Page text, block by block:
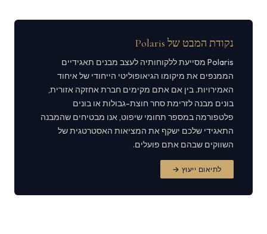
נקודת המבט של Polaris
Polaris מסייעת ללקוחותיה לעצב מבנים תאגידיים
הממנפים את מיקומו הגיאופוליטי הייחודי של איחוד
האמירויות. בין אם אתם מקימים חברת אחזקה אזורית,
בונים מבנה לזרימת סחר חוצת-גבולות או בונים
פלטפורמה במספר תחומי שיפוט, אנו מבטיחים שהמבנה
התאגידי שלכם ישקף את המציאות האסטרטגית של
השווקים שבהם אתם פועלים.
לתיאום ייעוץ →